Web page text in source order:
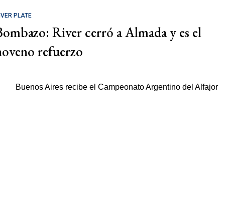
PLATE
River cerró a Almada y es el
refuerzo